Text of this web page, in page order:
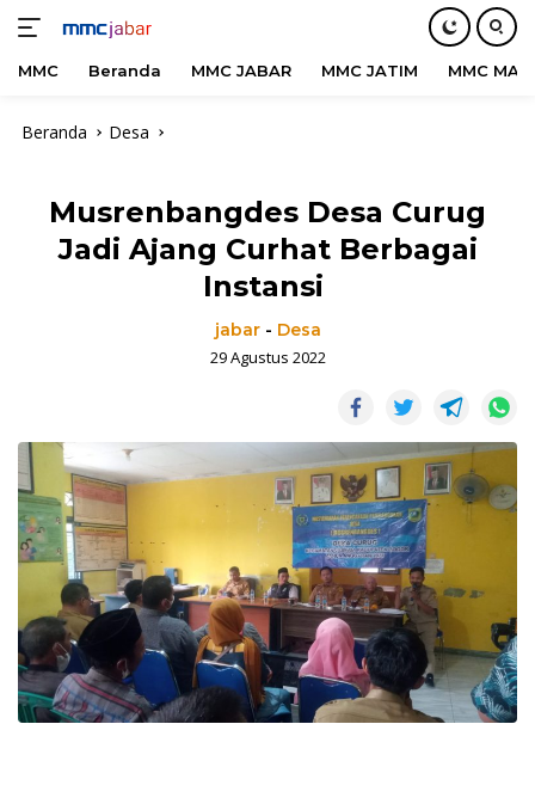
MMC Beranda MMC JABAR MMC JATIM MMC
Beranda Desa
Musrenbangdes Desa Curug
Jadi Ajang Curhat Berbagai
Instansi
jabar- Desa
29 Agustus 2022